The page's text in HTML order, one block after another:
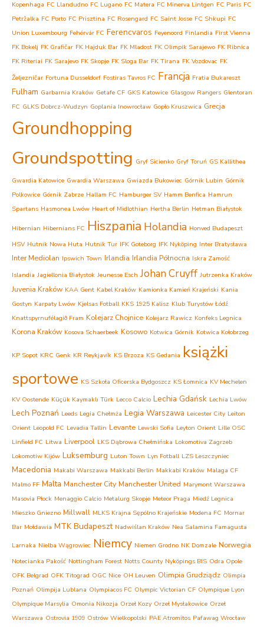
Kopenhaga FC Llandudno FC Lugano FC Matera FC Minerva Lintgen FC Paris FC
Petržalka FC Porto FC Prisztina FC Rosengard FC Saint Josse FC Shkupi FC
Union Luxembourg Fehérvár FC Ferencvaros Feyenoord Finlandia First Vienna
FK Bokelj FK Grafičar FK Hajduk Bar FK Mladost FK Olimpik Sarajewo FK Ribnica
FK Riteriai FK Sarajevo FK Skopje FK Sloga Bar FK Tirana FK Vozdovac FK
Željezničar Fortuna Dusseldorf Fostiras Tavros FC Francja Fratia Bukareszt
Fulham Garbarnia Kraków Getafe CF GKS Katowice Glasgow Rangers Glentoran
FC GLKS Dobrcz-Wudzyn Goplania Inowrocław Gopło Kruszwica Grecja
Groundhopping
Groundspotting Gryf Sicienko Gryf Toruń GS Kallithea
Gwardia Katowice Gwardia Warszawa Gwiazda Bukowiec Górnik Lubin Górnik
Polkowice Górnik Zabrze Hallam FC Hamburger SV Hamm Benfica Hamrun
Spartans Hasmonea Lwów Heart of Midlothian Hertha Berlin Hetman Białystok
Hibernian Hibernians FC Hiszpania Holandia Honved Budapeszt
HSV Hutnik Nowa Huta Hutnik Tur IFK Goteborg IFK Nyköping Inter Bratysława
Inter Mediolan Ipswich Town Irlandia Irlandia Północna Iskra Zamość
Islandia Jagiellonia Białystok Jeunesse Esch Johan Cruyff Jutrzenka Kraków
Juvenia Kraków KAA Gent Kabel Kraków Kamionka Kamień Krajeński Kania
Gostyn Karpaty Lwów Kjelsas Fotball KKS 1925 Kalisz Klub Turystów Łódź
Knattspyrnufélagið Fram Kolejarz Chojnice Kolejarz Rawicz Konfeks Legnica
Korona Kraków Kosova Schaerbeek Kosowo Kotwica Górnik Kotwica Kołobrzeg
KP Sopot KRC Genk KR Reykjavík KS Brzoza KS Gedania książki
sportowe KS Szkoła Oficerska Bydgoszcz KS Łomnica KV Mechelen
KV Oostende Küçük Kaymaklı Türk Lecco Calcio Lechia Gdańsk Lechia Lwów
Lech Poznań Leeds Legia Chełmża Legia Warszawa Leicester City Leiton
Orient Leopold FC Levadia Tallin Levante Lewski Sofia Leyton Orient Lille OSC
Linfield FC Litwa Liverpool LKS Dąbrowa Chełmińska Lokomotiva Zagrzeb
Lokomotiw Kijów Luksemburg Luton Town Lyn Fotball LZS Leszczyniec
Macedonia Makabi Warszawa Makkabi Berlin Makkabi Kraków Malaga CF
Malmo FF Malta Manchester City Manchester United Marymont Warszawa
Masovia Płock Menaggio Calcio Metalurg Skopje Meteor Praga Miedź Legnica
Mieszko Gniezno Millwall MLKS Krajna Sępólno Krajeńskie Modena FC Mornar
Bar Mołdawia MTK Budapeszt Nadwiślan Kraków Nea Salamina Famagusta
Larnaka Nielba Wągrowiec Niemcy Niemen Grodno NK Domzale Norwegia
Notecianka Pakość Nottingham Forest Notts County Nyköpings BIS Odra Opole
OFK Belgrad OFK Titograd OGC Nice OH Leuven Olimpia Grudziądz Olimpia
Poznań Olimpija Lublana Olympiacos FC Olympic Victorian CF Olympique Lyon
Olympique Marsylia Omonia Nikozja Orzeł Kozy Orzeł Mysłakowice Orzeł
Warszawa Ostrovia 1909 Ostrów Wielkopolski PAE Atromitos Pafawag Wrocław